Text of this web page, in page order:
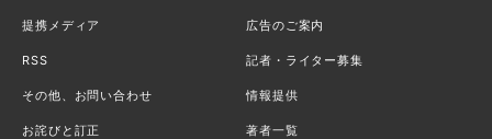
提携メディア 広告のご案内
RSS 記者・ライター募集
その他、お問い合わせ 情報提供
お詫びと訂正 著者一覧